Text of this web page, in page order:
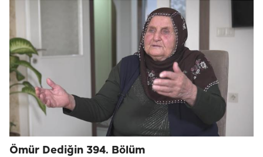
Ömür Dediğin 394. Bölüm